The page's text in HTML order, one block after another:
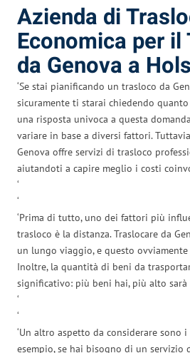
Azienda di
Economica per il
da Genova a
‘Se stai pianificando un trasloco da
sicuramente ti starai chiedendo quanto
una risposta univoca a questa
variare in base a diversi fattori.
Genova offre servizi di trasloco
aiutandoti a capire meglio i costi
‘
‘
‘Prima di tutto, uno dei fattori più
trasloco è la distanza. Traslocare da
un lungo viaggio, e questo
Inoltre, la quantità di beni da
significativo: più beni hai, più alto sarà
‘
‘
‘Un altro aspetto da considerare sono
esempio, se hai bisogno di un servizio